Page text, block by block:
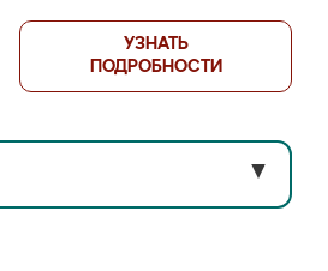
УЗНАТЬ
ПОДРОБНОСТИ
▼